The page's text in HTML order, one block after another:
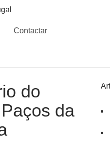
Contactar
do
da